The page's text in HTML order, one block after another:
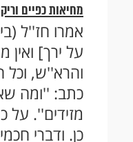
מחיאות כפיים
אמרו חז''ל
על ירך]
והרא''ש, וכל
כתב: ''ומה
מזידים''. על
כן. ודברי